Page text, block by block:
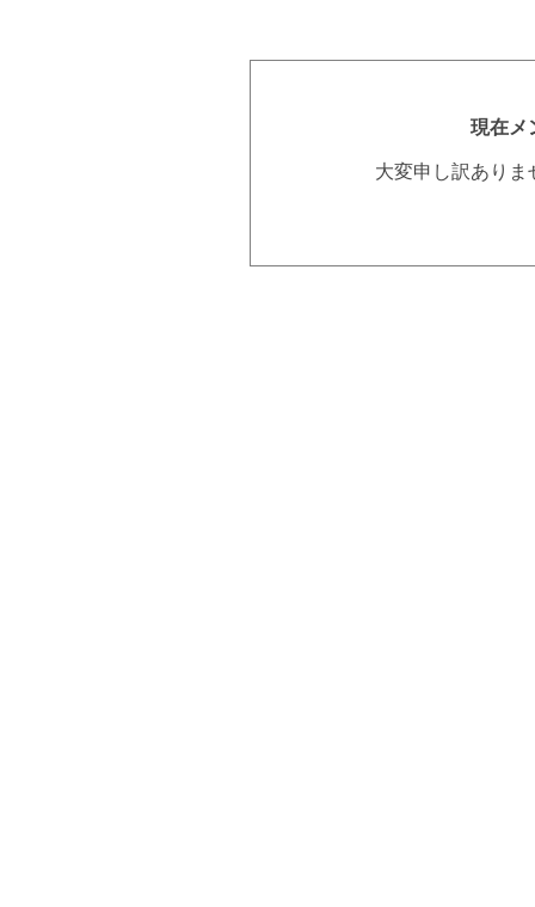
現在メ
大変申し訳あり